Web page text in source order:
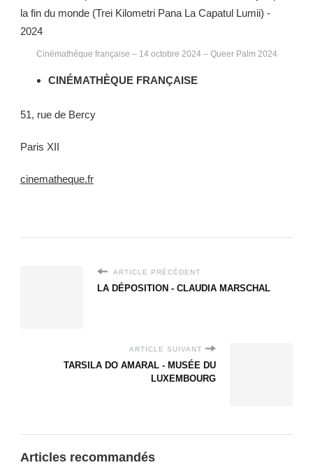
Cinémathèque française – 14 octobre 2024 – Queer Palm 2024
CINÉMATHÈQUE FRANÇAISE
51, rue de Bercy
Paris XII
cinematheque.fr
ARTICLE PRÉCÉDENT
LA DÉPOSITION - CLAUDIA MARSCHAL
ARTICLE SUIVANT
TARSILA DO AMARAL - MUSÉE DU
LUXEMBOURG
Articles recommandés